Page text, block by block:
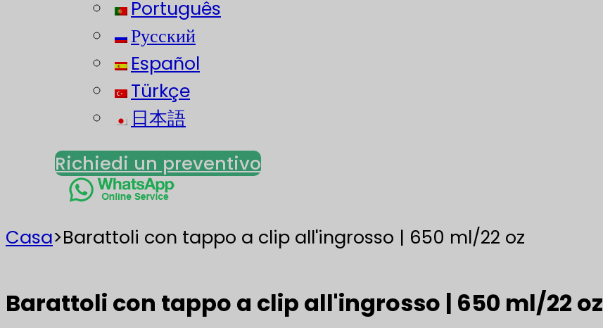
Português
Русский
Español
Türkçe
日本語
Richiedi un preventivo
Casa>Barattoli con tappo a clip all'ingrosso | 650 ml/22 oz
Barattoli con tappo a clip all'ingrosso | 650 ml/22 oz